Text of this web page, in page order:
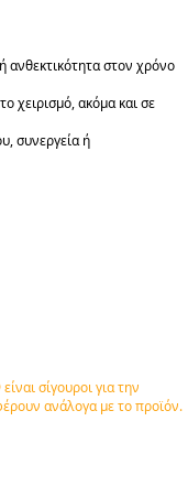
ανθεκτικότητα στον χρόνο
χειρισμό, ακόμα και σε
συνεργεία ή
σίγουροι για την
ανάλογα με το προϊόν.